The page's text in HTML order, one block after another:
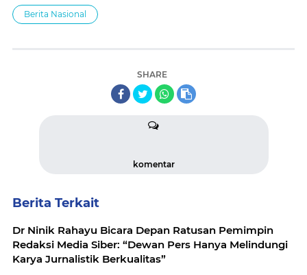
Berita Nasional
SHARE
komentar
Berita Terkait
Dr Ninik Rahayu Bicara Depan Ratusan Pemimpin
Redaksi Media Siber: “Dewan Pers Hanya Melindungi
Karya Jurnalistik Berkualitas”